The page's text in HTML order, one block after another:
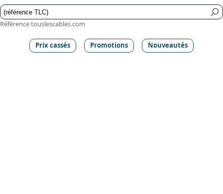
Référence touslescables.com
Prix cassés Promotions Nouveautés